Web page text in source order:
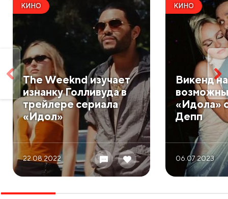
КИНО
The Weeknd изучает
изнанку Голливуда в
трейлере сериала
«Идол»
22.08 2022
КИНО
Викенд
«Идола»
Депп
06.07 2023